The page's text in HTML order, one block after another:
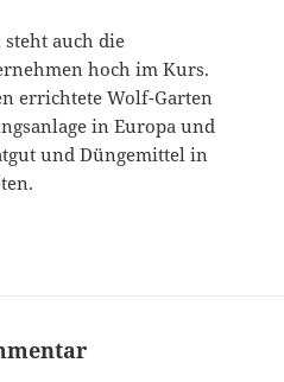
auch die
hoch im Kurs.
errichtete Wolf-Garten
in Europa und
und Düngemittel in